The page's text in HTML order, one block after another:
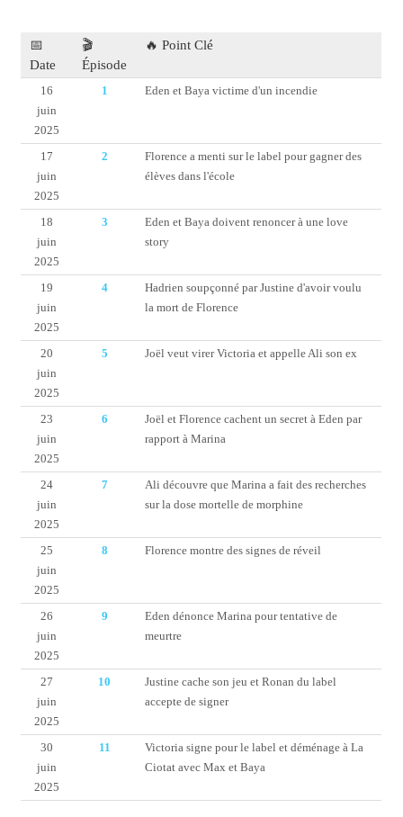
📅
Date
🎬
Épisode
🔥 Point Clé
16
juin
2025
1 Eden et Baya victime d'un incendie
17
juin
2025
2
Florence a menti sur le label pour gagner des
élèves dans l'école
18
juin
2025
3
Eden et Baya doivent renoncer à une love
story
19
juin
2025
4
Hadrien soupçonné par Justine d'avoir voulu
la mort de Florence
20
juin
2025
5 Joël veut virer Victoria et appelle Ali son ex
23
juin
2025
6
Joël et Florence cachent un secret à Eden par
rapport à Marina
24
juin
2025
7
Ali découvre que Marina a fait des recherches
sur la dose mortelle de morphine
25
juin
2025
8 Florence montre des signes de réveil
26
juin
2025
9
Eden dénonce Marina pour tentative de
meurtre
27
juin
2025
10
Justine cache son jeu et Ronan du label
accepte de signer
30
juin
2025
11
Victoria signe pour le label et déménage à La
Ciotat avec Max et Baya